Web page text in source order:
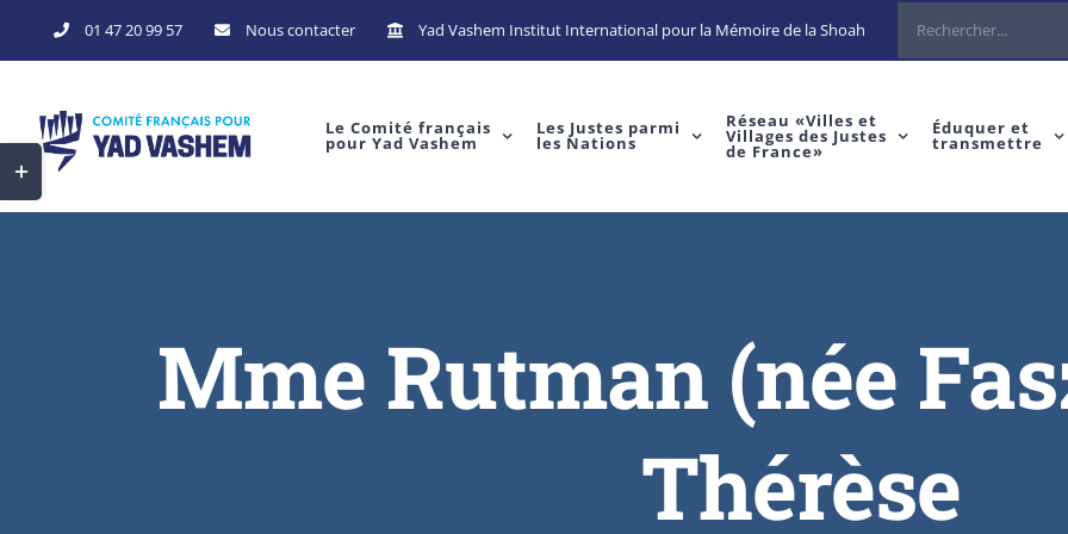
to
01 47 20 99 57 Nous contacter Yad Vashem Institut International pour la Mémoire de la Shoah Rechercher
Le Comité français
pour Yad Vashem
Les Justes parmi
les Nations
Réseau «Villes et
Villages des Justes
de France»
Éduquer et
transmettre
Mme Rutman (née
Thérèse
Toggle
Sliding